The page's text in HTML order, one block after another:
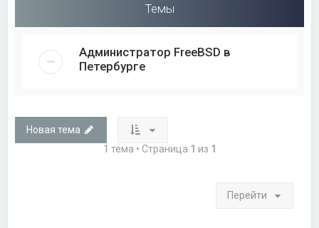
Темы
Администратор FreeBSD в
Петербурге
Новая тема
1 тема • Страница 1 из 1
Перейти